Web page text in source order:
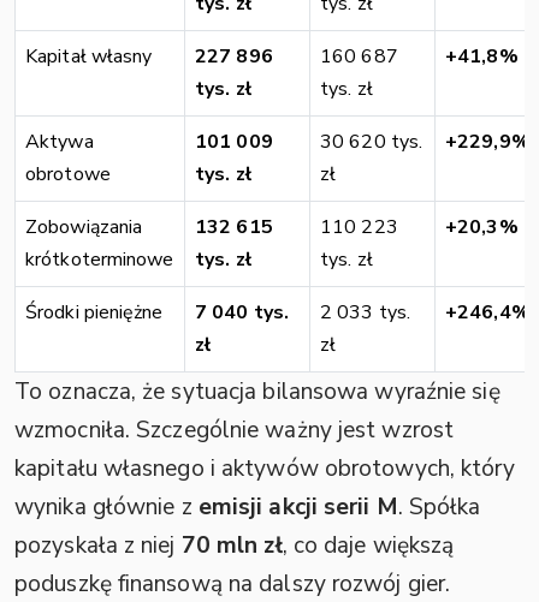
Kapitał własny
227 896
tys. zł
160 687
tys. zł
+41,8%
Aktywa
obrotowe
101 009
tys. zł
30 620 tys.
zł
+229,9%
Zobowiązania
krótkoterminowe
132 615
tys. zł
110 223
tys. zł
+20,3%
Środki pieniężne
7 040 tys.
zł
2 033 tys.
zł
+246,4%
To oznacza, że sytuacja bilansowa wyraźnie się
wzmocniła. Szczególnie ważny jest wzrost
kapitału własnego i aktywów obrotowych, który
wynika głównie z emisji akcji serii M. Spółka
pozyskała z niej 70 mln zł, co daje większą
poduszkę finansową na dalszy rozwój gier.